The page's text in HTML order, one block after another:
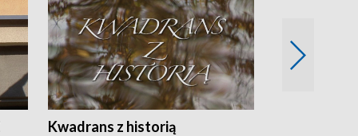
Kwadrans z historią